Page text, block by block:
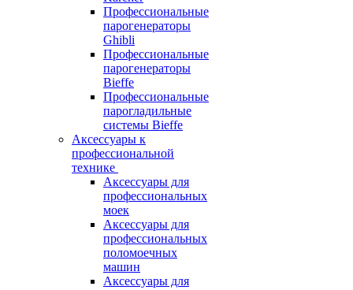
Профессиональные
парогенераторы
Ghibli
Профессиональные
парогенераторы
Bieffe
Профессиональные
парогладильные
системы Bieffe
Аксессуары к
профессиональной
технике
Аксессуары для
профессиональных
моек
Аксессуары для
профессиональных
поломоечных
машин
Аксессуары для